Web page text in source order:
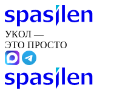
УКОЛ —
ЭТО ПРОСТО